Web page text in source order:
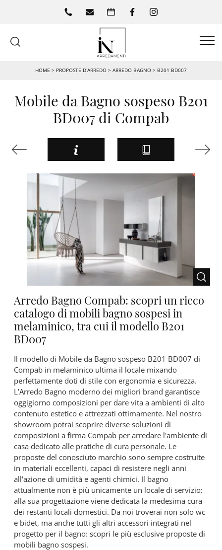
HOME > PROPOSTE D’ARREDO > ARREDO BAGNO > B201 BD007
Mobile da Bagno sospeso B201
BD007 di Compab
Arredo Bagno Compab: scopri un ricco
catalogo di mobili bagno sospesi in
melaminico, tra cui il modello B201
BD007
Il modello di Mobile da Bagno sospeso B201 BD007 di
Compab in melaminico ultima il locale mixando
perfettamente doti di stile con ergonomia e sicurezza.
L’Arredo Bagno moderno dei migliori brand garantisce
oggigiorno composizioni per dare vita a ambienti di alto
contenuto estetico e attrezzati ottimamente. Nel nostro
showroom potrai scoprire diverse soluzioni di
composizioni a firma Compab per arredare l'ambiente di
casa dedicato alle pratiche di cura personale. Le
proposte del conosciuto marchio sono sempre costruite
in materiali eccellenti, capaci di resistere negli anni
all'azione di umidità e agenti chimici. Il bagno
attualmente non è più unicamente un locale di servizio:
alla sua progettazione viene dedicata la medesima cura
dei restanti locali domestici. Da noi troverai non solo wc
e bidet, ma anche tutti gli altri accessori integrati nel
progetto per il bagno: scopri le più esclusive proposte di
mobili bagno sospesi.